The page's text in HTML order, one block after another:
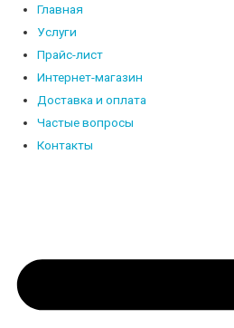
Главная
Услуги
Прайс-лист
Интернет-магазин
Доставка и оплата
Частые вопросы
Контакты